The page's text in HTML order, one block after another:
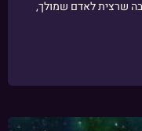
שרצית לאדם שמולך,